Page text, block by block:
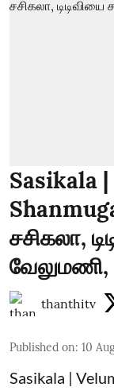
Sasikala
சசிகலா,
வேலுமணி,
thanthitv
Published on: 10
Sasikala |